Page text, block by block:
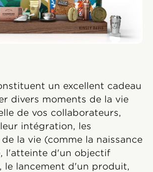
un excellent cadeau
divers moments de la vie
de vos collaborateurs,
intégration, les
la vie (comme la naissance
l'atteinte d'un objectif
le lancement d'un produit,